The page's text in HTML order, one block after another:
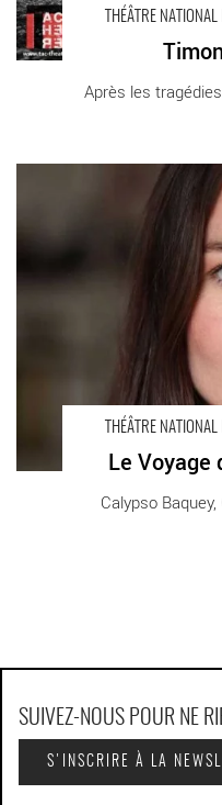
THÉÂTRE
THÉÂTRE
Le Voyage
Calypso
Le Voyage de Miriam
Théâtre National de Nice
SUIVEZ-NOUS POUR NE
S'INSCRIRE À LA